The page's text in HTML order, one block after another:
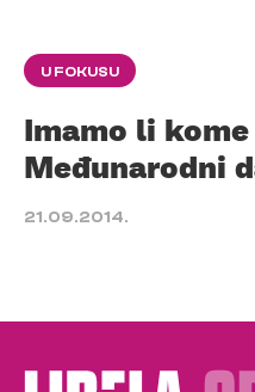
U FOKUSU
Imamo li
Međunarodni
21.09.2014.